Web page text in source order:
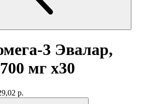
3 Эвалар,
мг x30
р.